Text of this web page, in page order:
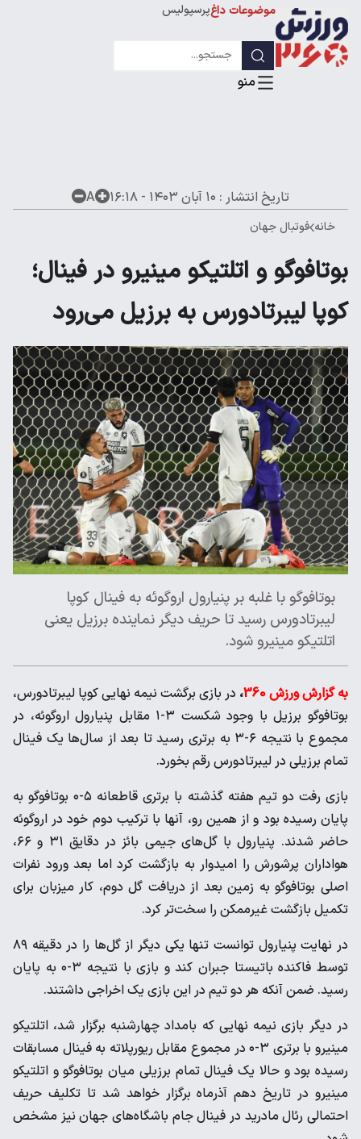
موضوعات داغپرسپولیس
لیگ قهرمانان
تاریخ انتشار : ۱۰ آبان ۱۴۰۳ - ۱۶:۱۸ A
خانه فوتبال جهان
بوتافوگو و اتلتیکو مینیرو در فینال؛
کوپا لیبرتادورس به برزیل می‌رود
بوتافوگو با غلبه بر پنیارول اروگوئه به فینال کوپا
لیبرتادورس رسید تا حریف دیگر نماینده برزیل یعنی
اتلتیکو مینیرو شود.
به گزارش ورزش 360 ، در بازی برگشت نیمه نهایی کوپا لیبرتادورس،
بوتافوگو برزیل با وجود شکست ۳-۱ مقابل پنیارول اروگوئه، در
مجموع با نتیجه ۶-۳ به برتری‌ رسید تا بعد از سال‌ها یک فینال
تمام برزیلی در لیبرتادورس رقم بخورد.
بازی رفت دو تیم هفته گذشته با برتری قاطعانه ۵-۰ بوتافوگو به
پایان رسیده بود و از همین رو، آنها با ترکیب دوم خود در اروگوئه
حاضر شدند. پنیارول با گل‌های جیمی بائز در دقایق ۳۱ و ۶۶،
هواداران پرشورش را امیدوار به بازگشت کرد اما بعد ورود نفرات
اصلی بوتافوگو به زمین بعد از دریافت گل دوم، کار میزبان برای
تکمیل بازگشت غیرممکن را سخت‌تر‌ کرد.
در نهایت پنیارول توانست تنها یکی‌ دیگر از گل‌ها را در دقیقه ۸۹
توسط فاکنده باتیستا جبران کند و بازی با نتیجه ۳-۰ به پایان
رسید. ضمن آنکه هر دو تیم در این بازی یک اخراجی داشتند.
در دیگر‌ بازی نیمه نهایی که بامداد چهارشنبه برگزار شد، اتلتیکو
مینیرو با برتری ۳-۰ در مجموع مقابل ریورپلاته به فینال مسابقات
رسیده بود و حالا یک فینال تمام برزیلی میان بوتافوگو و اتلتیکو
مینیرو در تاریخ دهم آذرماه برگزار خواهد شد تا تکلیف حریف
احتمالی رئال مادرید در فینال جام باشگاه‌های جهان نیز مشخص